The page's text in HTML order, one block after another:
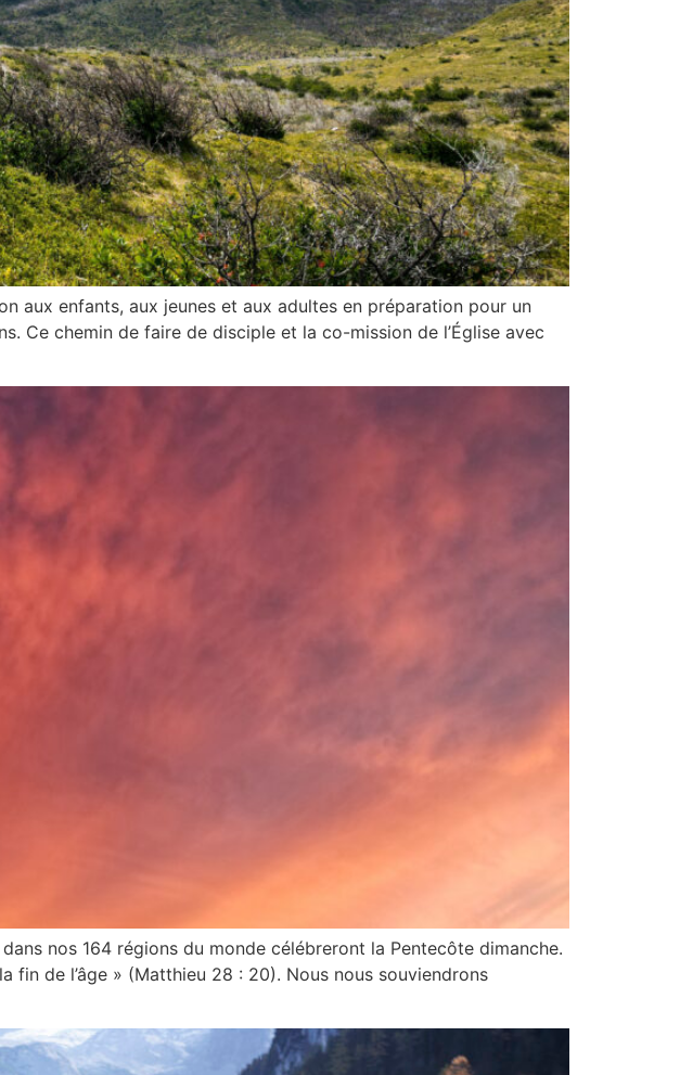
aux enfants, aux jeunes et aux adultes en préparation pour un
Ce chemin de faire de disciple et la co-mission de l’Église avec
nos 164 régions du monde célébreront la Pentecôte dimanche.
fin de l’âge » (Matthieu 28 : 20). Nous nous souviendrons